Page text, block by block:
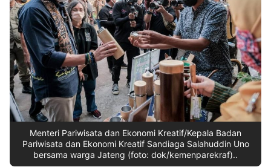
Insight
NTB
Suara
Time
Lens
IDN
Daily
Jogja
Jalan
Rakyat
Idealita
News
Kita
Notice
Dinamikapost.com
Radar
Baru
Seedbacklink
Follow
Kabarbaru
Menteri Pariwisata dan Ekonomi Kreatif/Kepala Badan
Pariwisata dan Ekonomi Kreatif Sandiaga Salahuddin Uno
bersama warga Jateng (foto: dok/kemenparekraf)..